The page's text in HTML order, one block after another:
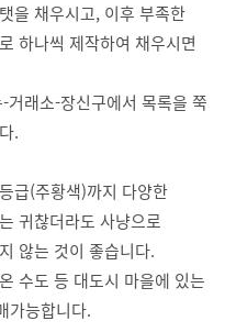
을 채우시고, 이후 부족한
하나씩 제작하여 채우시면
래소-장신구에서 목록을 쭉
.
급(주황색)까지 다양한
귀찮더라도 사냥으로
않는 것이 좋습니다.
수도 등 대도시 마을에 있는
가능합니다.